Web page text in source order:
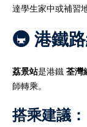
達學生家中或補習
🚇 港鐵
荔景站是港鐵 荃灣
師轉乘。
搭乘建議：